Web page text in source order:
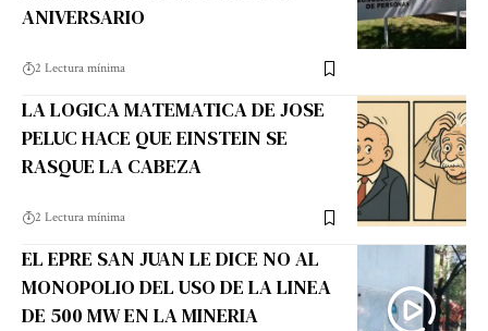
ANIVERSARIO
2 Lectura mínima
LA LOGICA MATEMATICA DE JOSE
PELUC HACE QUE EINSTEIN SE
RASQUE LA CABEZA
2 Lectura mínima
EL EPRE SAN JUAN LE DICE NO AL
MONOPOLIO DEL USO DE LA LINEA
DE 500 MW EN LA MINERIA